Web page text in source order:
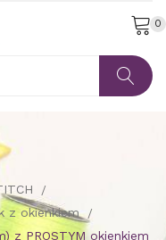
0
z okienkiem
z PROSTYM okienkiem